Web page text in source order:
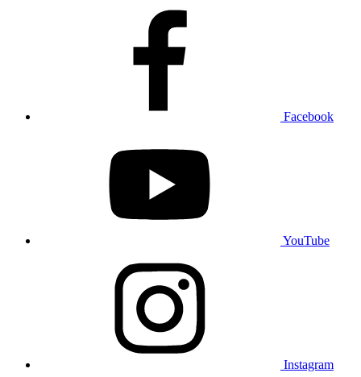
Facebook
YouTube
Instagram